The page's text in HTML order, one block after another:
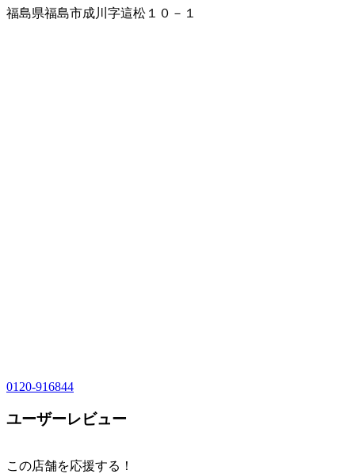
福島県福島市成川字這松１０－１
0120-916844
ユーザーレビュー
この店舗を応援する！